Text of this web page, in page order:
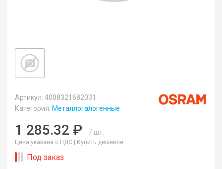
Артикул: 4008321682031
Категория: Металлогалогенные
1 285.32 ₽ / шт.
Цена указана с НДС | Купить дешевле
Под заказ